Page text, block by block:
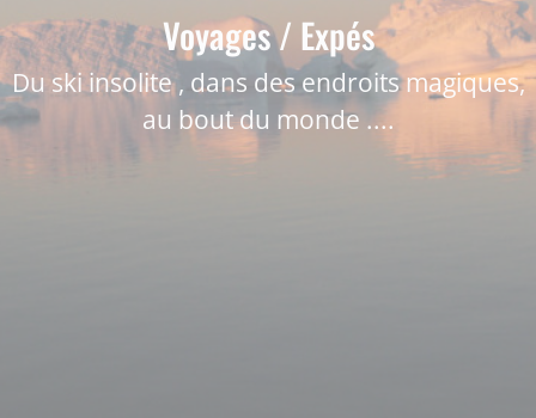
Voyages / Expés
Du ski insolite , dans des endroits magiques,
au bout du monde ....